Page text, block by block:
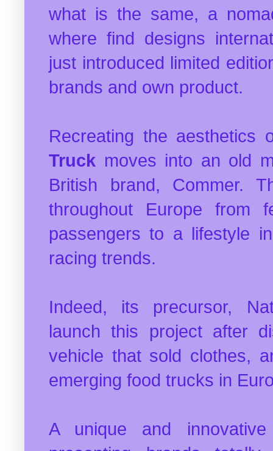
what is the same, a
where find designs
just introduced limited
brands and own product.
Recreating the
Truck moves into an old
British brand, Commer.
throughout Europe from
passengers to a lifestyle
racing trends.
Indeed, its precursor,
launch this project after
vehicle that sold clothes,
emerging food trucks in
A unique and